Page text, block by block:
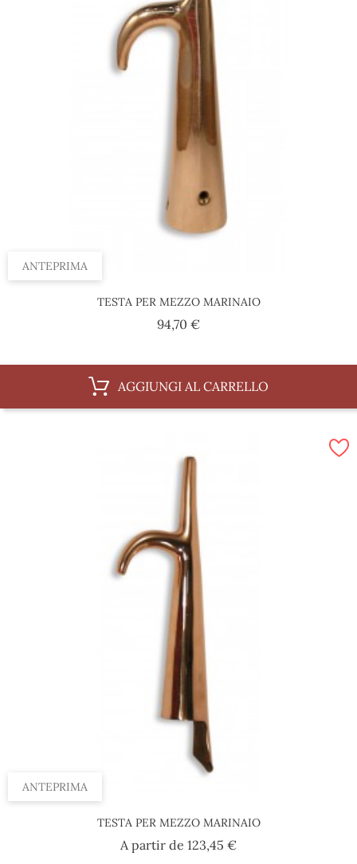
ANTEPRIMA
TESTA PER MEZZO MARINAIO
94,70 €Prezzo
AGGIUNGI AL CARRELLO
ANTEPRIMA
TESTA PER MEZZO MARINAIO
A partir de 123,45 €Prezzo